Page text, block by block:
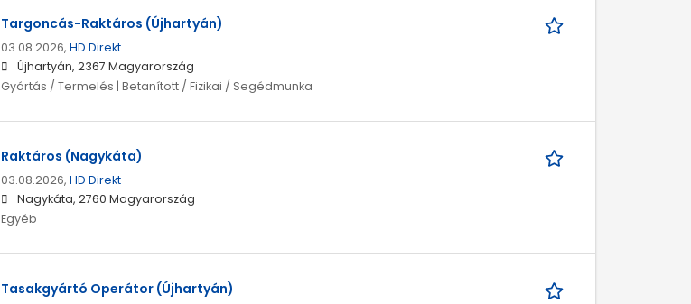
Targoncás-Raktáros (Újhartyán)
03.08.2026, HD Direkt
Újhartyán, 2367 Magyarország
Gyártás / Termelés | Betanított / Fizikai / Segédmunka
Raktáros (Nagykáta)
03.08.2026, HD Direkt
Nagykáta, 2760 Magyarország
Egyéb
Tasakgyártó Operátor (Újhartyán)